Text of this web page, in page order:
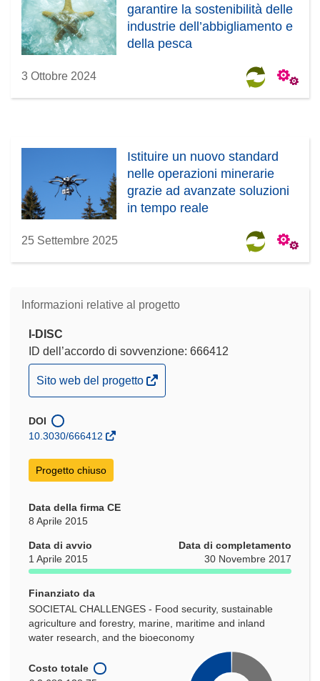
garantire la sostenibilità delle
industrie dell’abbigliamento e
della pesca
3 Ottobre 2024
Istituire un nuovo standard
nelle operazioni minerarie
grazie ad avanzate soluzioni
in tempo reale
25 Settembre 2025
Informazioni relative al progetto
I-DISC
ID dell’accordo di sovvenzione: 666412
(si
apre
una
finestra)
Sito web del progetto
DOI
10.3030/666412
Progetto chiuso
Data della firma CE
8 Aprile 2015
Data di avvio
1 Aprile 2015
Data di completamento
30 Novembre 2017
Finanziato da
SOCIETAL CHALLENGES - Food security, sustainable
agriculture and forestry, marine, maritime and inland
water research, and the bioeconomy
Costo totale